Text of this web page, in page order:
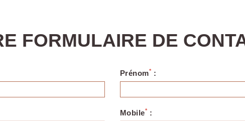
FORMULAIRE DE
Prénom* :
Mobile* :